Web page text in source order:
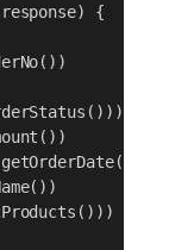
response) {